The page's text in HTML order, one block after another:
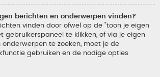
berichten en onderwerpen vinden?
vinden door ofwel op de "toon je eigen
gebruikerspaneel te klikken, of via je eigen
onderwerpen te zoeken, moet je de
gebruiken en de nodige opties